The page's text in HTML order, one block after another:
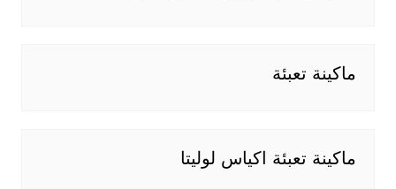
ماكينة تعبئة
ماكينة تعبئة اكياس لوليتا